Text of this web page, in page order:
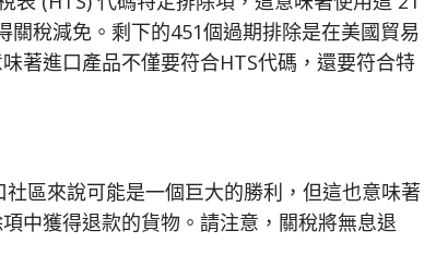
稅減免。剩下的451個過期排除是在美國貿易
著進口產品不僅要符合HTS代碼，還要符合特
區來說可能是一個巨大的勝利，但這也意味著
中獲得退款的貨物。請注意，關稅將無息退